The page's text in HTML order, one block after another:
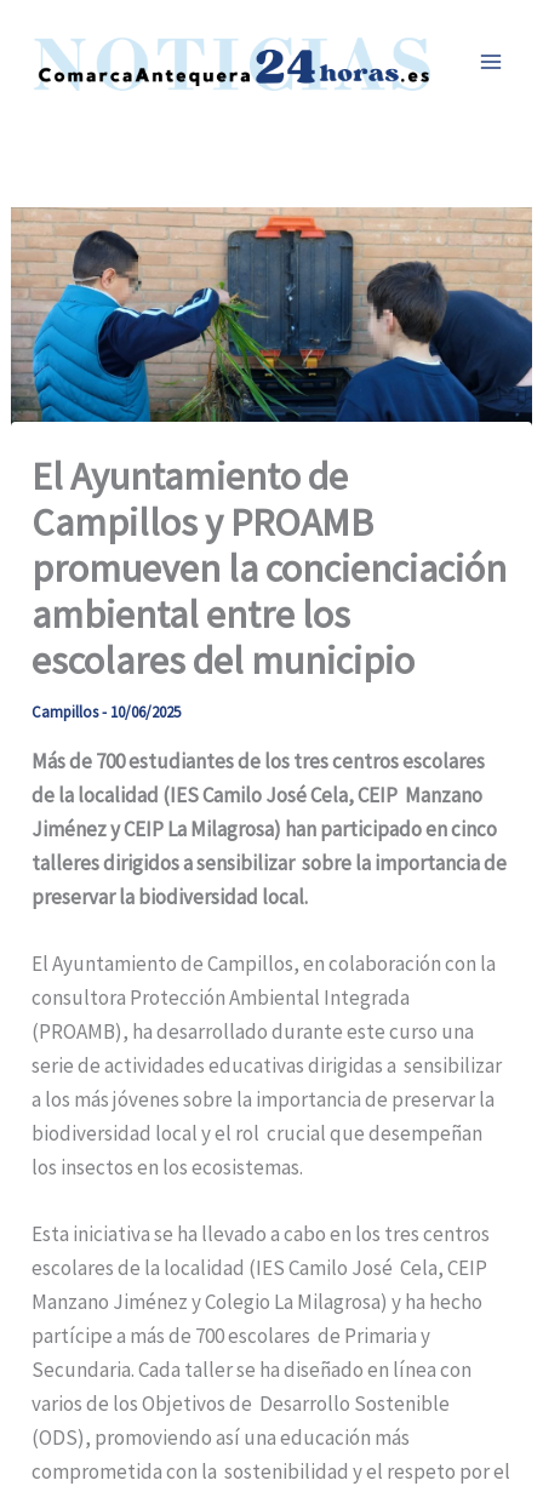
contenido
El Ayuntamiento de
Campillos y PROAMB
promueven la concienciación
ambiental entre los
escolares del municipio
Campillos- 10/06/2025
Más de 700 estudiantes de los tres centros escolares
de la localidad (IES Camilo José Cela, CEIP Manzano
Jiménez y CEIP La Milagrosa) han participado en cinco
talleres dirigidos a sensibilizar sobre la importancia de
preservar la biodiversidad local.
El Ayuntamiento de Campillos, en colaboración con la
consultora Protección Ambiental Integrada
(PROAMB), ha desarrollado durante este curso una
serie de actividades educativas dirigidas a sensibilizar
a los más jóvenes sobre la importancia de preservar la
biodiversidad local y el rol crucial que desempeñan
los insectos en los ecosistemas.
Esta iniciativa se ha llevado a cabo en los tres centros
escolares de la localidad (IES Camilo José Cela, CEIP
Manzano Jiménez y Colegio La Milagrosa) y ha hecho
partícipe a más de 700 escolares de Primaria y
Secundaria. Cada taller se ha diseñado en línea con
varios de los Objetivos de Desarrollo Sostenible
(ODS), promoviendo así una educación más
comprometida con la sostenibilidad y el respeto por el